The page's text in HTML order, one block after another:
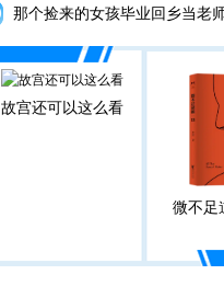
那个捡来的女孩毕业回乡当老
故宫还可以这么看
微不足